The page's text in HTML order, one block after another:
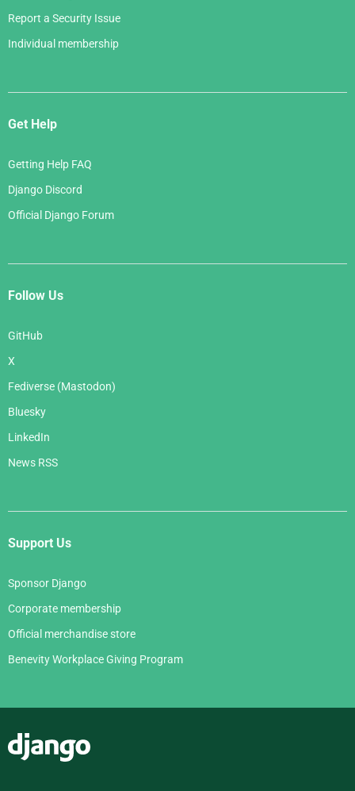
Report a Security Issue
Individual membership
Get Help
Getting Help FAQ
Django Discord
Official Django Forum
Follow Us
GitHub
X
Fediverse (Mastodon)
Bluesky
LinkedIn
News RSS
Support Us
Sponsor Django
Corporate membership
Official merchandise store
Benevity Workplace Giving Program